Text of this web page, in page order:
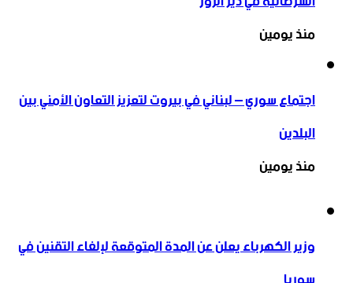
منذ يومين
اجتماع سوري – لبناني في بيروت لتعزيز التعاون ‏الأمني ‏بين
البلدين
منذ يومين
وزير الكهرباء يعلن عن المدة المتوقعة لإلغاء التقنين في